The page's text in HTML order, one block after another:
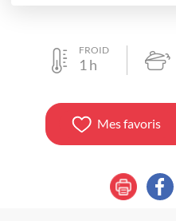
FROID
1 h
Mes favoris